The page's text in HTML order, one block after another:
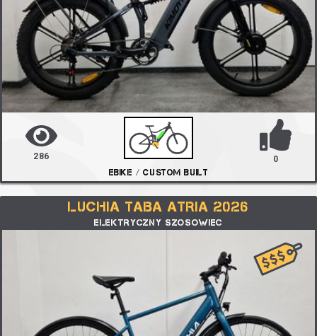
286
EBIKE / CUSTOM BUILT
0
LUCHIA TABA ATRIA 2026
ELEKTRYCZNY SZOSOWIEC